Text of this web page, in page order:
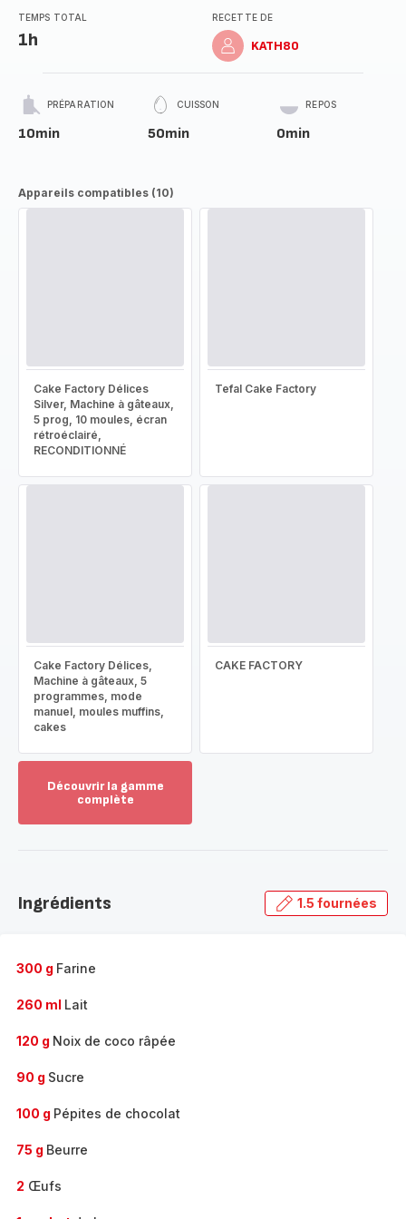
TEMPS TOTAL
1h
RECETTE DE
KATH80
PRÉPARATION
10min
CUISSON
50min
REPOS
0min
Appareils compatibles (10)
Cake Factory Délices
Silver, Machine à gâteaux,
5 prog, 10 moules, écran
rétroéclairé,
RECONDITIONNÉ
Tefal Cake Factory
Cake Factory Délices,
Machine à gâteaux, 5
programmes, mode
manuel, moules muffins,
cakes
CAKE FACTORY
Découvrir la gamme
complète
gamme
Ingrédients 1.5 fournées
300 g Farine
260 ml Lait
120 g Noix de coco râpée
90 g Sucre
100 g Pépites de chocolat
75 g Beurre
2 Œufs